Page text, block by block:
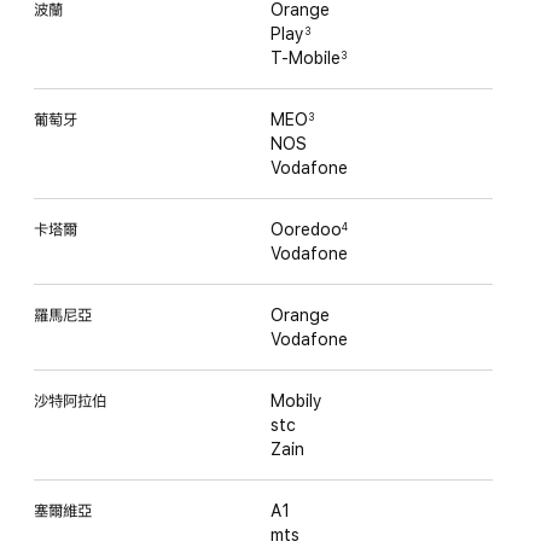
波蘭
Orange
Play 3
T-Mobile 3
葡萄牙 MEO 3
NOS
Vodafone
卡塔爾 Ooredoo4
Vodafone
羅馬尼亞
Orange
Vodafone
沙特阿拉伯
Mobily
stc
Zain
塞爾維亞
A1
mts